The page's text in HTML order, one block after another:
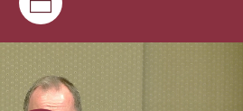
Plenar- und